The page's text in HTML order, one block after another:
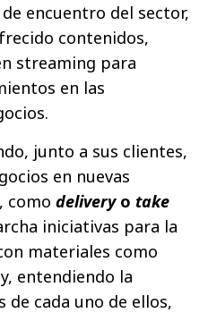
encuentro del sector,
contenidos,
streaming para
en las
junto a sus clientes,
en nuevas
como delivery o take
iniciativas para la
materiales como
entendiendo la
de cada uno de ellos,